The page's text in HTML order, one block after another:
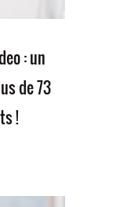
: un
de 73
!